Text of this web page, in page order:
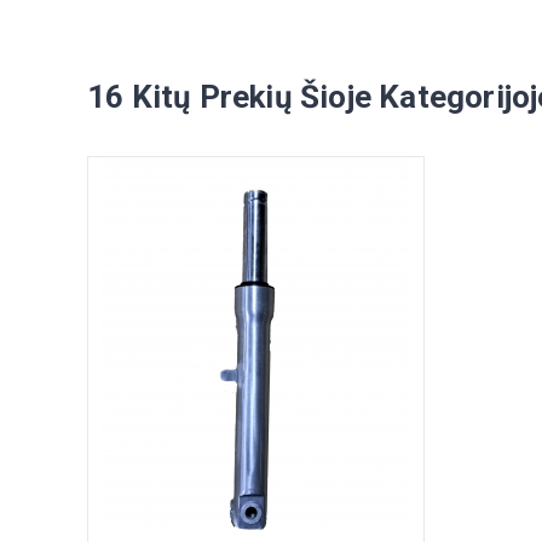
16 Kitų Prekių Šioje